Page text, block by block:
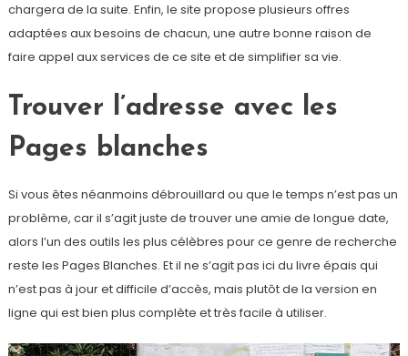
chargera de la suite. Enfin, le site propose plusieurs offres
adaptées aux besoins de chacun, une autre bonne raison de
faire appel aux services de ce site et de simplifier sa vie.
Trouver l’adresse avec les
Pages blanches
Si vous êtes néanmoins débrouillard ou que le temps n’est pas un
problème, car il s’agit juste de trouver une amie de longue date,
alors l’un des outils les plus célèbres pour ce genre de recherche
reste les Pages Blanches. Et il ne s’agit pas ici du livre épais qui
n’est pas à jour et difficile d’accès, mais plutôt de la version en
ligne qui est bien plus complète et très facile à utiliser.